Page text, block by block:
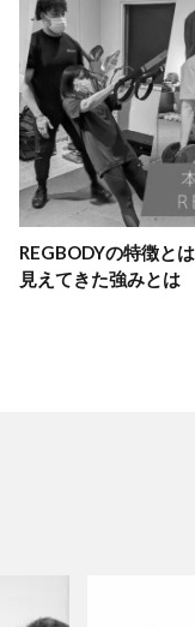
REGBODYの特徴と
見えてきた強みとは